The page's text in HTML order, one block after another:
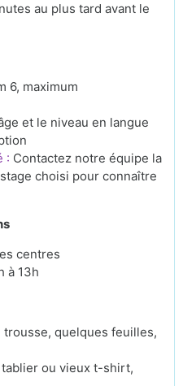
au plus tard avant le
6, maximum
et le niveau en langue
: Contactez notre équipe la
choisi pour connaître
centres
à 13h
trousse, quelques feuilles,
ou vieux t-shirt,